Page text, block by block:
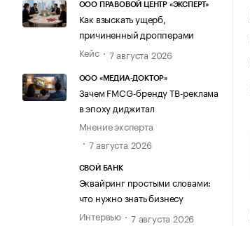
ООО ПРАВОВОЙ ЦЕНТР «ЭКСПЕРТ»
Как взыскать ущерб,
причиненный дропперами
Кейс
7 августа 2026
ООО «МЕДИА-ДОКТОР»
Зачем FMCG-бренду ТВ-реклама
в эпоху диджитал
Мнение эксперта
7 августа 2026
СВОЙ БАНК
Эквайринг простыми словами:
что нужно знать бизнесу
Интервью
7 августа 2026